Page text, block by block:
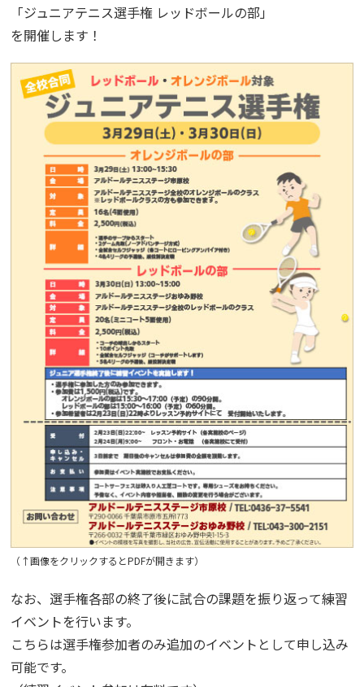
「ジュニアテニス選手権 レッドボールの部」
を開催します！
（↑画像をクリックするとPDFが開きます）
なお、選手権各部の終了後に試合の課題を振り返って練習
イベントを行います。
こちらは選手権参加者のみ追加のイベントとして申し込み
可能です。